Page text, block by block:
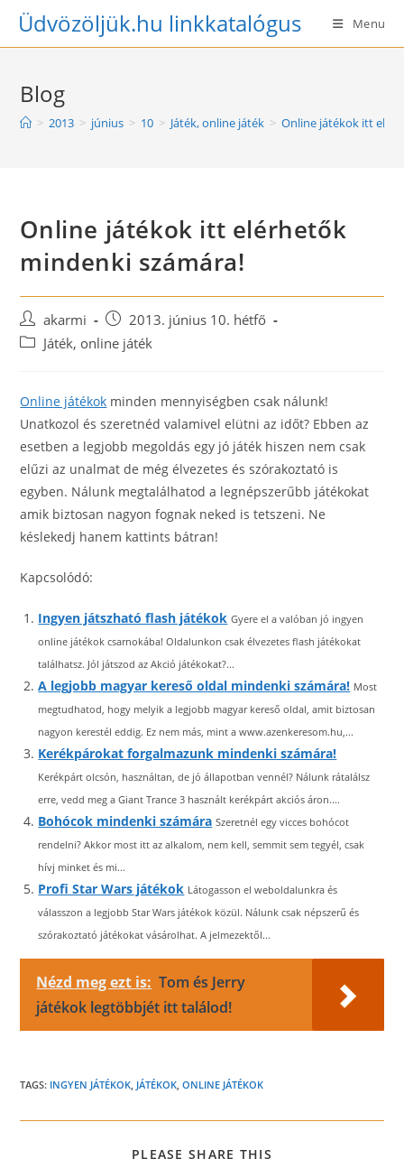
SkipÜdvözöljük.hu linkkatalógus Menu
Blog
> 2013 > június > 10 > Játék, online játék > Online játékok itt
Online játékok itt elérhetők
mindenki számára!
Post
author:
akarmi
Post
published:
2013. június 10. hétfő
PostJáték, online játék
Online játékok minden mennyiségben csak nálunk!
Unatkozol és szeretnéd valamivel elütni az időt? Ebben az
esetben a legjobb megoldás egy jó játék hiszen nem csak
elűzi az unalmat de még élvezetes és szórakoztató is
egyben. Nálunk megtalálhatod a legnépszerűbb játékokat
amik biztosan nagyon fognak neked is tetszeni. Ne
késlekedj hanem kattints bátran!
Kapcsolódó:
Ingyen játszható flash játékok Gyere el a valóban jó ingyen
online játékok csarnokába! Oldalunkon csak élvezetes flash játékokat
találhatsz. Jól játszod az Akció játékokat?...
A legjobb magyar kereső oldal mindenki számára! Most
megtudhatod, hogy melyik a legjobb magyar kereső oldal, amit biztosan
nagyon kerestél eddig. Ez nem más, mint a www.azenkeresom.hu,...
Kerékpárokat forgalmazunk mindenki számára!
Kerékpárt olcsón, használtan, de jó állapotban vennél? Nálunk rátalálsz
erre, vedd meg a Giant Trance 3 használt kerékpárt akciós áron....
Bohócok mindenki számára Szeretnél egy vicces bohócot
rendelni? Akkor most itt az alkalom, nem kell, semmit sem tegyél, csak
hívj minket és mi...
Profi Star Wars játékok Látogasson el weboldalunkra és
válasszon a legjobb Star Wars játékok közül. Nálunk csak népszerű és
szórakoztató játékokat vásárolhat. A jelmezektől...
Nézd meg ezt is: Tom és Jerry
játékok legtöbbjét itt találod!
TAGS: INGYEN JÁTÉKOK, JÁTÉKOK, ONLINE JÁTÉKOK
PLEASE SHARE THIS